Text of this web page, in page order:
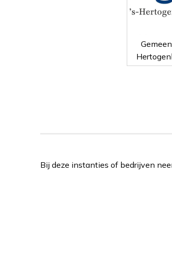
Bij deze instanties of bedrijven